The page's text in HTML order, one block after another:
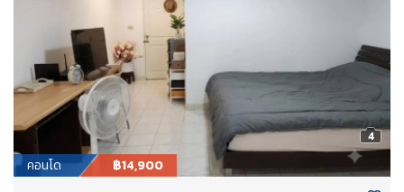
4
คอนโด ฿14,900